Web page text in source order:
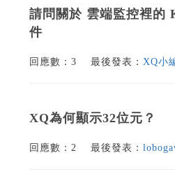
請問關於 雲端監控裡的
件
回應數：3 最後發表： XQ小
XQ為何顯示32位元？
回應數：2 最後發表：